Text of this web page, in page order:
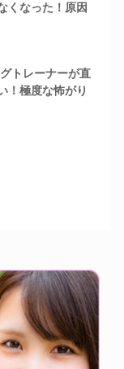
くなった！原因
トレーナーが直
！極度な怖がり